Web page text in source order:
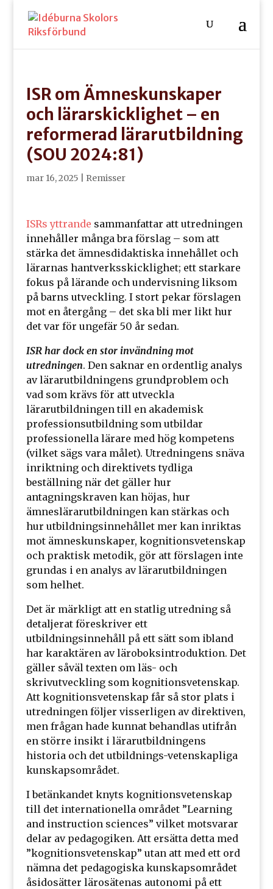
ISR om Ämneskunskaper
och lärarskicklighet – en
reformerad lärarutbildning
(SOU 2024:81)
mar 16, 2025 Remisser
ISRs yttrande sammanfattar att utredningen
innehåller många bra förslag – som att
stärka det ämnesdidaktiska innehållet och
lärarnas hantverksskicklighet; ett starkare
fokus på lärande och undervisning liksom
på barns utveckling. I stort pekar förslagen
mot en återgång – det ska bli mer likt hur
det var för ungefär 50 år sedan.
ISR har dock en stor invändning mot
utredningen. Den saknar en ordentlig analys
av lärarutbildningens grundproblem och
vad som krävs för att utveckla
lärarutbildningen till en akademisk
professionsutbildning som utbildar
professionella lärare med hög kompetens
(vilket sägs vara målet). Utredningens snäva
inriktning och direktivets tydliga
beställning när det gäller hur
antagningskraven kan höjas, hur
ämneslärarutbildningen kan stärkas och
hur utbildningsinnehållet mer kan inriktas
mot ämneskunskaper, kognitionsvetenskap
och praktisk metodik, gör att förslagen inte
grundas i en analys av lärarutbildningen
som helhet.
Det är märkligt att en statlig utredning så
detaljerat föreskriver ett
utbildningsinnehåll på ett sätt som ibland
har karaktären av läroboksintroduktion. Det
gäller såväl texten om läs- och
skrivutveckling som kognitionsvetenskap.
Att kognitionsvetenskap får så stor plats i
utredningen följer visserligen av direktiven,
men frågan hade kunnat behandlas utifrån
en större insikt i lärarutbildningens
historia och det utbildnings-vetenskapliga
kunskapsområdet.
I betänkandet knyts kognitionsvetenskap
till det internationella området ”Learning
and instruction sciences” vilket motsvarar
delar av pedagogiken. Att ersätta detta med
”kognitionsvetenskap” utan att med ett ord
nämna det pedagogiska kunskapsområdet
åsidosätter lärosätenas autonomi på ett